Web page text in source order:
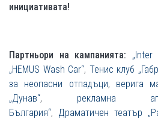
инициативата!
Партньори на кампанията:
„HEMUS Wash Car“, Тенис клуб
за неопасни отпадъци, верига
„Дунав“, рекламна
България“, Драматичен театър